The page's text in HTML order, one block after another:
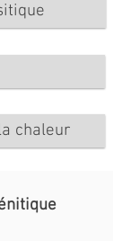
chaleur